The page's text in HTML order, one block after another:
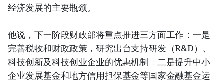
经济发展的主要瓶颈。
他说，下一阶段财政部将重点推进三方面工作：一是
完善税收和财政政策，研究出台支持研发（R&D）、
科技创新及科技创业企业的优惠机制；二是提升中小
企业发展基金和地方信用担保基金等国家金融基金运